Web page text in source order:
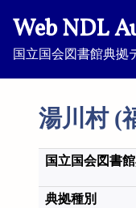
Web NDL
国立国会図書館典拠
湯川村 (
国立国会図書
典拠種別